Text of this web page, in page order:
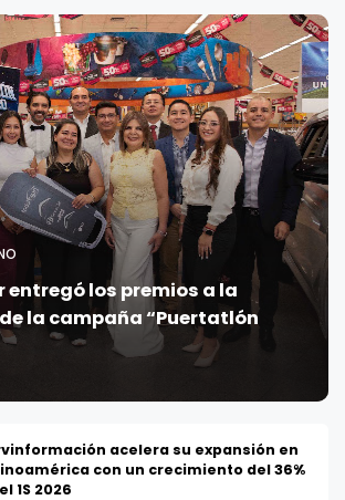
entregó los premios a la
la campaña “Puertatlón
acelera su expansión en
con un crecimiento del 36%
1S 2026